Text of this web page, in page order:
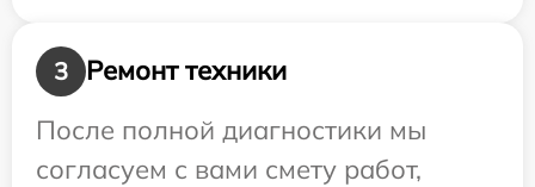
3
Ремонт техники
После полной диагностики мы
согласуем с вами смету работ,